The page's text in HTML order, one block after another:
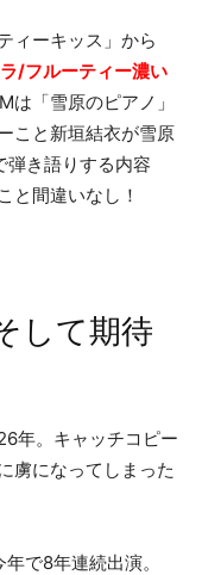
ィーキッス」から
/フルーティー濃い
は「雪原のピアノ」
こと新垣結衣が雪原
き語りする内容
と間違いなし！
して期待
年。キャッチコピー
虜になってしまった
で8年連続出演。